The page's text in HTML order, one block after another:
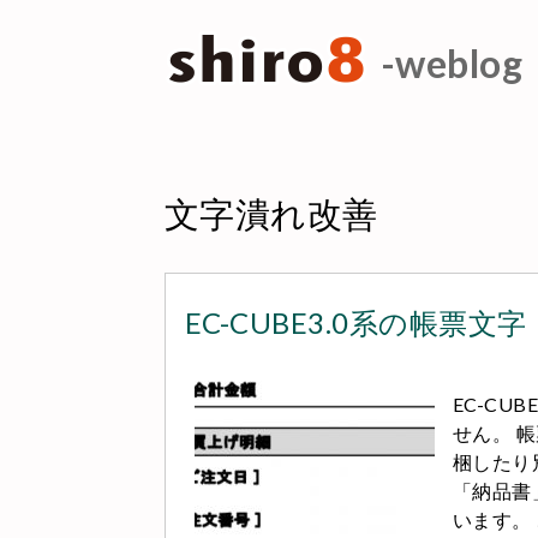
-weblog
文字潰れ改善
EC-CUBE3.0系の帳票文字
EC-
せん。
梱したり
「納品
います。